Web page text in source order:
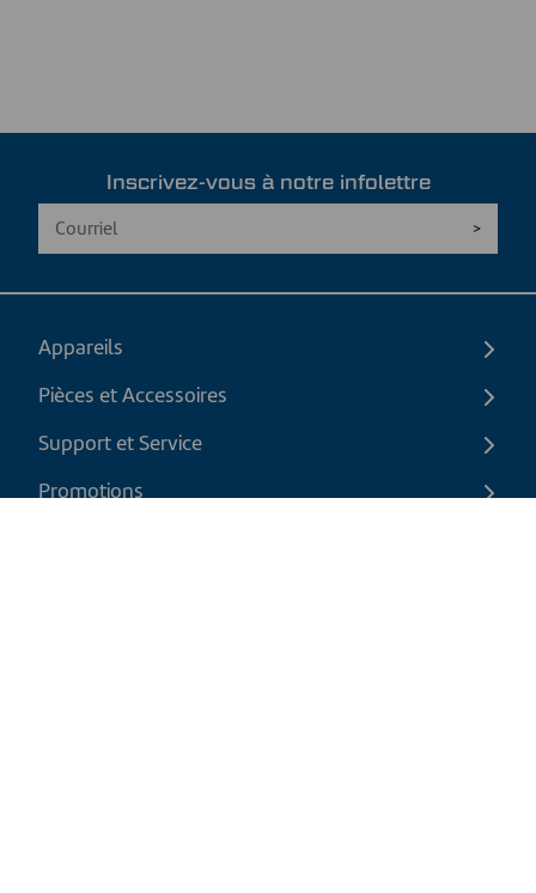
Inscrivez-vous à notre infolettre
Appareils
Pièces et Accessoires
Support et Service
Promotions